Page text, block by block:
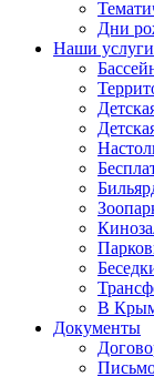
Дни
Наши услуги
В Крым
Документы